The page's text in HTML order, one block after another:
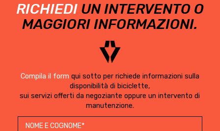
RICHIEDIUN INTERVENTO O
MAGGIORI INFORMAZIONI.
Compila il form qui sotto per richiede informazioni sulla
disponibilità di biciclette,
sui servizi offerti da negoziante oppure un intervento di
manutenzione.